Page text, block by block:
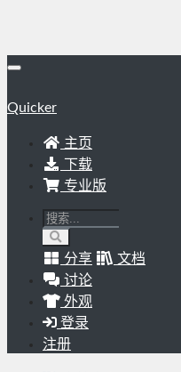
Quicker
主页
下载
专业版
分享
文档
讨论
外观
登录
注册